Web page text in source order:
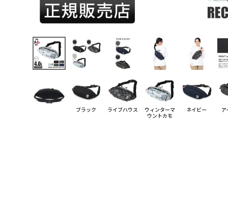
ブラック ライブハウス
ウィンターマ
ウントカモ
ネイビー ア